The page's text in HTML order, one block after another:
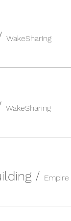
WakeSharing
WakeSharing
/